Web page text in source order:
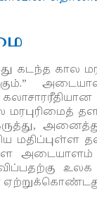
கடந்த கால
மதிப்புள்ள
அடையாளம்
உலக